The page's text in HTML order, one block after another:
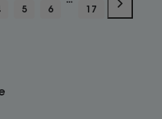
5 6 17